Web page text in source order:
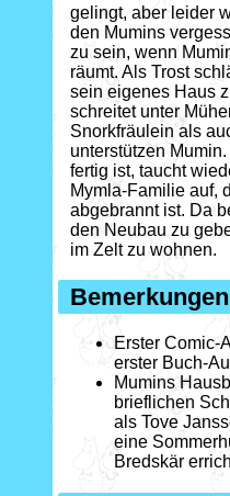
gelingt, aber leider
den Mumins
zu sein, wenn
räumt. Als Trost
sein eigenes Haus
schreitet unter
Snorkfräulein als
unterstützen
fertig ist, taucht
Mymla-Familie auf,
abgebrannt ist. Da
den Neubau zu
im Zelt zu wohnen.
Erster Comic-
erster Buch-
Mumins
brieflichen
als Tove
eine
Bredskär